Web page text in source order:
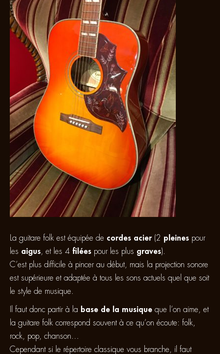
La guitare folk est équipée de cordes acier(2 pleines pour
les aigus , et les 4 filées pour les plus graves).
C’est plus difficile à pincer au début, mais la projection sonore
est supérieure et adaptée à tous les sons actuels quel que soit
le style de musique.
Il faut donc partir à la base de la musique que l’on aime, et
la guitare folk correspond souvent à ce qu’on écoute: folk,
rock, pop, chanson…
Cependant si le répertoire classique vous branche, il faut